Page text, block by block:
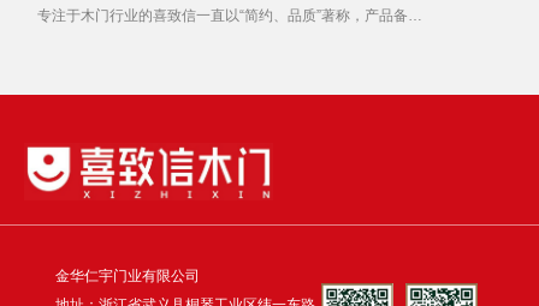
专注于木门行业的喜致信一直以“简约、品质”著称，产品备受消费者青睐。对待每一扇木门产品，喜致信木门容不得有一丝马虎，就像对待一件艺术品，从选材到制作，每一个过程都被严格要求。
金华仁宇门业有限公司